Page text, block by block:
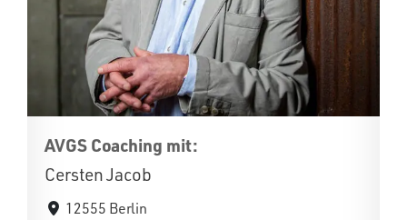
AVGS Coaching mit:
Cersten Jacob
12555 Berlin